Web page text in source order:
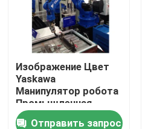
Изображение Цвет
Yaskawa
Манипулятор робота
Промышленная
автоматизация
Отправить запрос